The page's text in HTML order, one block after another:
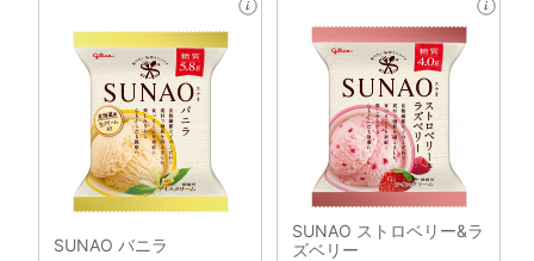
SUNAO バニラ
SUNAO ストロベリー&ラ
ズベリー